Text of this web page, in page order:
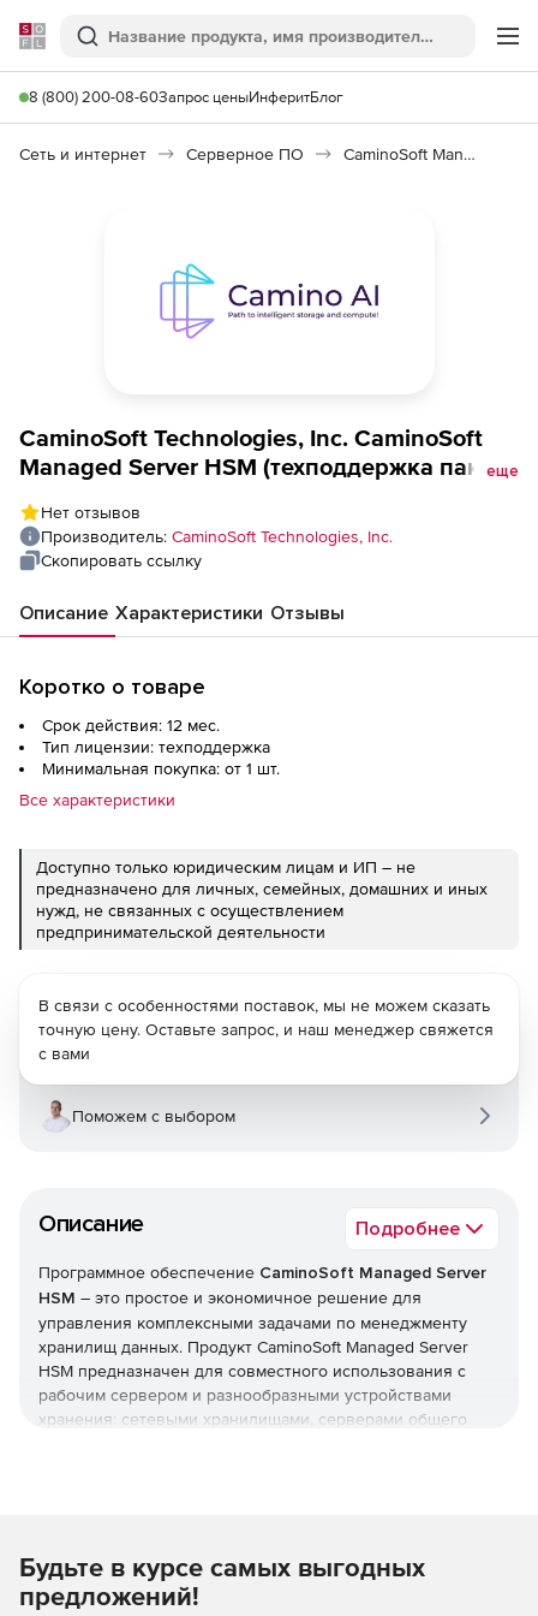
Softline
Поиск
8 (800) 200-08-60Запрос ценыИнферитБлог
Сеть и интернет Серверное ПО CaminoSoft Managed Server HSM
CaminoSoft Technologies, Inc. CaminoSoft
Managed Server HSM (техподдержка пакета
Upgrade), для версии HCAP Connection. 10
лицензий
еще
Нет отзывов
Производитель: CaminoSoft Technologies, Inc.
Скопировать ссылку
Описание Характеристики Отзывы
Коротко о товаре
Срок действия: 12 мес.
Тип лицензии: техподдержка
Минимальная покупка: от 1 шт.
Все характеристики
Доступно только юридическим лицам и ИП – не
предназначено для личных, семейных, домашних и иных
нужд, не связанных с осуществлением
предпринимательской деятельности
Описание Подробнее
Программное обеспечение CaminoSoft Managed Server
HSM – это простое и экономичное решение для
управления комплексными задачами по менеджменту
хранилищ данных. Продукт CaminoSoft Managed Server
HSM предназначен для совместного использования с
рабочим сервером и разнообразными устройствами
хранения: сетевыми хранилищами, серверами общего
временные и финансовые затраты. По мере расширения
потребностей хранилища CaminoSoft Managed Server HSM
позволяет просто добавлять к пулу новые устройства
В связи с особенностями поставок, мы не можем сказать
точную цену. Оставьте запрос, и наш менеджер свяжется
с вами
Поможем с выбором
Будьте в курсе самых выгодных
предложений!